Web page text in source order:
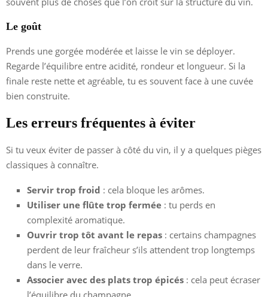
Le goût
Prends une gorgée modérée et laisse le vin se déployer.
Regarde l’équilibre entre acidité, rondeur et longueur. Si la
finale reste nette et agréable, tu es souvent face à une cuvée
bien construite.
Les erreurs fréquentes à éviter
Si tu veux éviter de passer à côté du vin, il y a quelques pièges
classiques à connaître.
Servir trop froid : cela bloque les arômes.
Utiliser une flûte trop fermée : tu perds en
complexité aromatique.
Ouvrir trop tôt avant le repas : certains champagnes
perdent de leur fraîcheur s’ils attendent trop longtemps
dans le verre.
Associer avec des plats trop épicés : cela peut écraser
l’équilibre du champagne.